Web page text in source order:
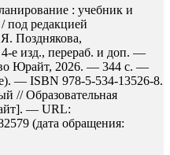
: учебник и
под редакцией
Позднякова,
е изд., перераб. и доп. —
Юрайт, 2026. — 344 с. —
— ISBN 978-5-534-13526-8.
// Образовательная
— URL:
(дата обращения: